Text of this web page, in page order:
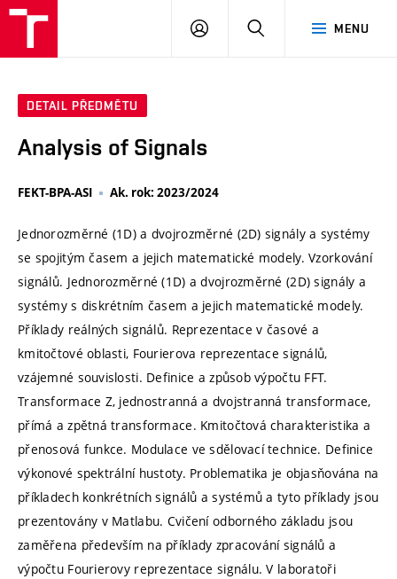
MENU
PŘIHLÁSIT
DETAIL PŘEDMĚTU
Analysis of Signals
FEKT-BPA-ASI Ak. rok: 2023/2024
Jednorozměrné (1D) a dvojrozměrné (2D) signály a systémy
se spojitým časem a jejich matematické modely. Vzorkování
signálů. Jednorozměrné (1D) a dvojrozměrné (2D) signály a
systémy s diskrétním časem a jejich matematické modely.
Příklady reálných signálů. Reprezentace v časové a
kmitočtové oblasti, Fourierova reprezentace signálů,
vzájemné souvislosti. Definice a způsob výpočtu FFT.
Transformace Z, jednostranná a dvojstranná transformace,
přímá a zpětná transformace. Kmitočtová charakteristika a
přenosová funkce. Modulace ve sdělovací technice. Definice
výkonové spektrální hustoty. Problematika je objasňována na
příkladech konkrétních signálů a systémů a tyto příklady jsou
prezentovány v Matlabu. Cvičení odborného základu jsou
zaměřena především na příklady zpracování signálů a
výpočtu Fourierovy reprezentace signálu. V laboratoři